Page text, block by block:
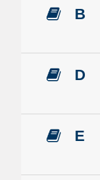
B
D
E